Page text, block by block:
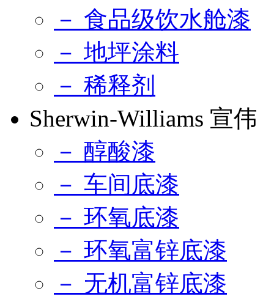
－ 食品级饮水舱漆
－ 地坪涂料
－ 稀释剂
Sherwin-Williams 宣伟
－ 醇酸漆
－ 车间底漆
－ 环氧底漆
－ 环氧富锌底漆
－ 无机富锌底漆